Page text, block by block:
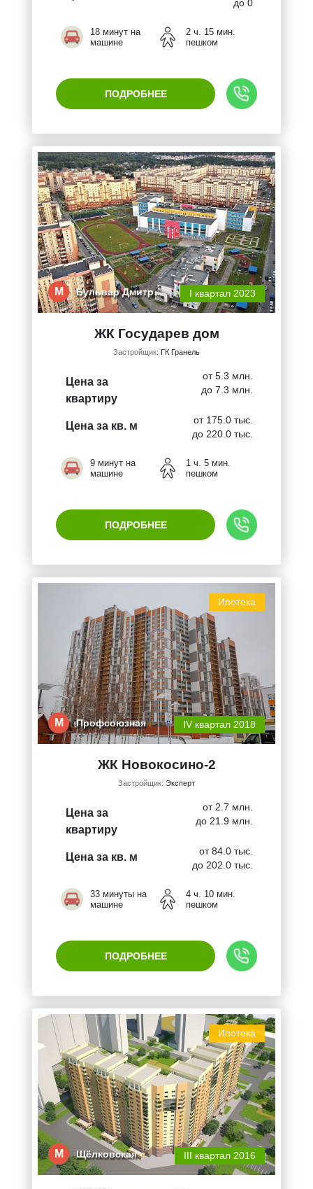
до 0
18 минут на
машине
2 ч. 15 мин.
пешком
ПОДРОБНЕЕ
М Бульвар Дмитр… I квартал 2023
ЖК Государев дом
Застройщик: ГК Гранель
Цена за
квартиру
от 5.3 млн.
до 7.3 млн.
Цена за кв. м
от 175.0 тыс.
до 220.0 тыс.
9 минут на
машине
1 ч. 5 мин.
пешком
ПОДРОБНЕЕ
Ипотека
М Профсоюзная IV квартал 2018
ЖК Новокосино-2
Застройщик: Эксперт
Цена за
квартиру
от 2.7 млн.
до 21.9 млн.
Цена за кв. м
от 84.0 тыс.
до 202.0 тыс.
33 минуты на
машине
4 ч. 10 мин.
пешком
ПОДРОБНЕЕ
Ипотека
М Щёлковская III квартал 2016